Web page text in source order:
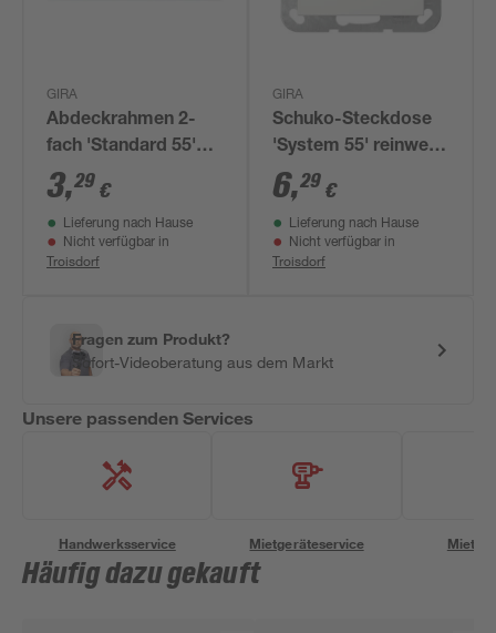
GIRA
Abdeckrahmen 2-
fach 'Standard 55'
reinweiß glänzend
3,29 €
Lieferung nach Hause
Nicht verfügbar in
Troisdorf
GIRA
Schuko-Steckdose
'System 55' reinweiß
glänzend mit
erhöhtem
Berührungsschutz
6,29 €
Lieferung nach Hause
Nicht verfügbar in
Troisdorf
Fragen zum Produkt?
Sofort-Videoberatung aus dem Markt
Unsere passenden Services
Handwerksservice Mietgeräteservice
Häufig dazu gekauft